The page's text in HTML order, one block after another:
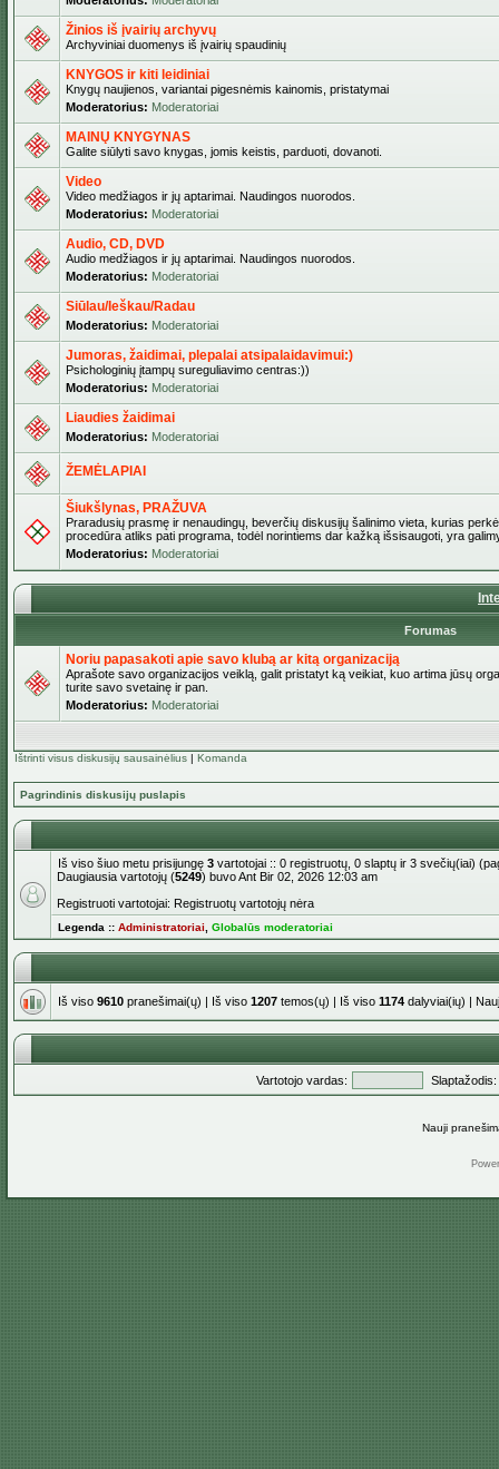
Žinios iš įvairių archyvų
Archyviniai duomenys iš įvairių spaudinių
KNYGOS ir kiti leidiniai
Knygų naujienos, variantai pigesnėmis kainomis, pristatymai
Moderatorius: Moderatoriai
MAINŲ KNYGYNAS
Galite siūlyti savo knygas, jomis keistis, parduoti, dovanoti.
Video
Video medžiagos ir jų aptarimai. Naudingos nuorodos.
Moderatorius: Moderatoriai
Audio, CD, DVD
Audio medžiagos ir jų aptarimai. Naudingos nuorodos.
Moderatorius: Moderatoriai
Siūlau/Ieškau/Radau
Moderatorius: Moderatoriai
Jumoras, žaidimai, plepalai atsipalaidavimui:)
Psichologinių įtampų sureguliavimo centras:))
Moderatorius: Moderatoriai
Liaudies žaidimai
Moderatorius: Moderatoriai
ŽEMĖLAPIAI
Šiukšlynas, PRAŽUVA
Praradusių prasmę ir nenaudingų, beverčių diskusijų šalinimo vieta, kurias
procedūra atliks pati programa, todėl norintiems dar kažką išsisaugoti, yra
Moderatorius: Moderatoriai
Forumas
Noriu papasakoti apie savo klubą ar kitą organizaciją
Aprašote savo organizacijos veiklą, galit pristatyt ką veikiat, kuo artima jūsų
turite savo svetainę ir pan.
Moderatorius: Moderatoriai
Ištrinti visus diskusijų sausainėlius | Komanda
Pagrindinis diskusijų puslapis
Iš viso šiuo metu prisijungę 3 vartotojai :: 0 registruotų, 0 slaptų ir 3 svečių(iai)
Daugiausia vartotojų (5249) buvo Ant Bir 02, 2026 12:03 am
Registruoti vartotojai: Registruotų vartotojų nėra
Legenda :: Administratoriai Globalūs moderatoriai
Iš viso 9610 pranešimai(ų) | Iš viso 1207 temos(ų) | Iš viso 1174 dalyviai(ių) |
Vartotojo vardas: Slaptažodis:
Nauji